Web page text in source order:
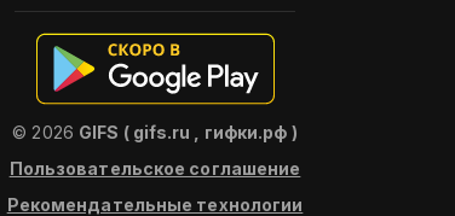
© 2026 GIFS ( gifs.ru , гифки.рф )
Пользовательское соглашение
Рекомендательные технологии